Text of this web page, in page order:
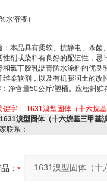
水溶液）
：本品具有柔软、抗静电、杀
性剂或染料有良好的配伍性，
和氯丁胶乳沥青防水涂料的优
维柔软剂，以及有机膨润土的改
净含量50公斤/塑桶。应密封
键字： 1631溴型固体（十六烷
1631溴型固体（十六烷基三甲基
联系：
：